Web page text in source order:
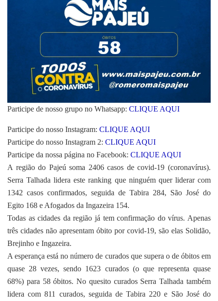
Participe de nosso grupo no Whatsapp: CLIQUE AQUI
Participe do nosso Instagram: CLIQUE AQUI
Participe do nosso Instagram 2: CLIQUE AQUI
Participe da nossa página no Facebook: CLIQUE AQUI
A região do Pajeú soma 2406 casos de covid-19 (coronavírus).
Serra Talhada lidera este ranking que ninguém quer liderar com
1342 casos confirmados, seguida de Tabira 284, São José do
Egito 168 e Afogados da Ingazeira 154.
Todas as cidades da região já tem confirmação do vírus. Apenas
três cidades não apresentam óbito por covid-19, são elas Solidão,
Brejinho e Ingazeira.
A esperança está no número de curados que supera o de óbitos em
quase 28 vezes, sendo 1623 curados (o que representa quase
68%) para 58 óbitos. No quesito curados Serra Talhada também
lidera com 811 curados, seguida de Tabira 220 e São José do